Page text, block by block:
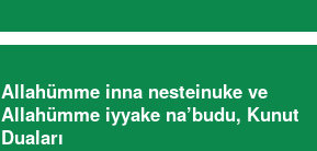
Allahümme inna nesteinuke ve
Allahümme iyyake na’budu, Kunut
Duaları